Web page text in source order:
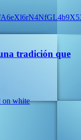
tradición que